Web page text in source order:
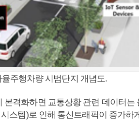
주행차량 시범단지 개념도.
격화하면 교통상황 관련 데이터는
시스템)로 인해 통신트래픽이 증가하